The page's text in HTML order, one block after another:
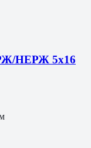
НЕРЖ 5х16